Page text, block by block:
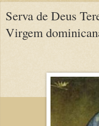
Serva de Deus
Virgem